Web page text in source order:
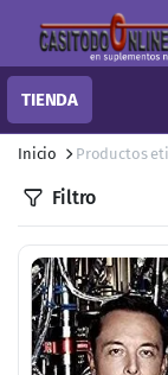
TIENDA
Inicio Productos
Filtro